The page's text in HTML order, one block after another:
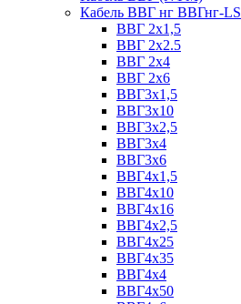
Кабель ВВГ нг ВВГнг-LS
ВВГ 2х1,5
ВВГ 2х2.5
ВВГ 2х4
ВВГ 2х6
ВВГ3х1,5
ВВГ3х10
ВВГ3х2,5
ВВГ3х4
ВВГ3х6
ВВГ4х1,5
ВВГ4х10
ВВГ4х16
ВВГ4х2,5
ВВГ4х25
ВВГ4х35
ВВГ4х4
ВВГ4х50